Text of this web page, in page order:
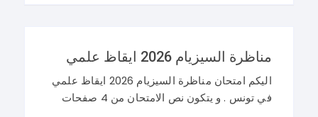
مناظرة السيزيام 2026 ايقاظ علمي
اليكم امتحان مناظرة السيزيام 2026 ايقاظ علمي
في تونس . و يتكون نص الامتحان من 4 صفحات